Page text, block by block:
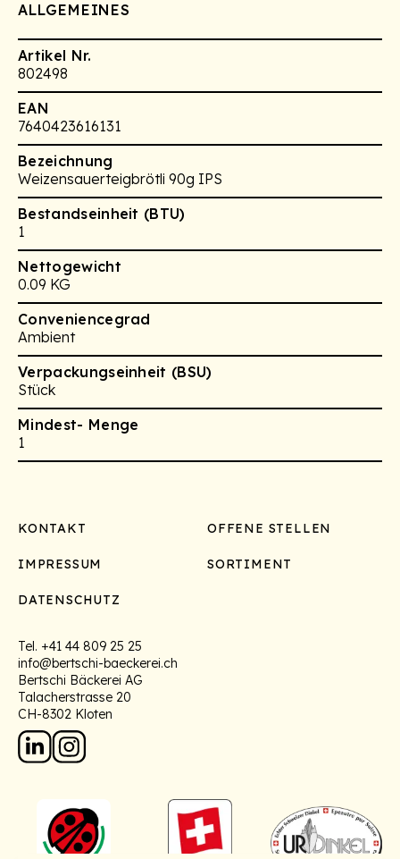
ALLGEMEINES
Artikel Nr.
802498
EAN
7640423616131
Bezeichnung
Weizensauerteigbrötli 90g IPS
Bestandseinheit (BTU)
1
Nettogewicht
0.09 KG
Conveniencegrad
Ambient
Verpackungseinheit (BSU)
Stück
Mindest- Menge
1
Footer
KONTAKT OFFENE STELLEN
IMPRESSUM SORTIMENT
DATENSCHUTZ
Tel. +41 44 809 25 25
info@bertschi-baeckerei.ch
Bertschi Bäckerei AG
Talacherstrasse 20
CH-8302 Kloten